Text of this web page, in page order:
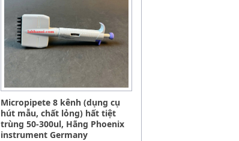
Micropipete 8 kênh (dụng cụ
hút mẫu, chất lỏng) hất tiệt
trùng 50-300ul, Hãng Phoenix
instrument Germany